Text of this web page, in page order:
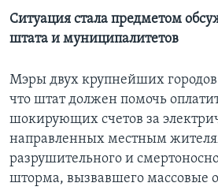
Ситуация стала предметом
штата и муниципалитетов
Мэры двух крупнейших городов
что штат должен помочь
шокирующих счетов за
направленных местным
разрушительного и
шторма, вызвавшего массовые